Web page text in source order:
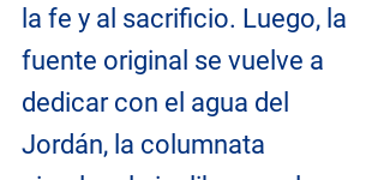
la fe y al sacrificio. Luego, la
fuente original se vuelve a
dedicar con el agua del
Jordán, la columnata